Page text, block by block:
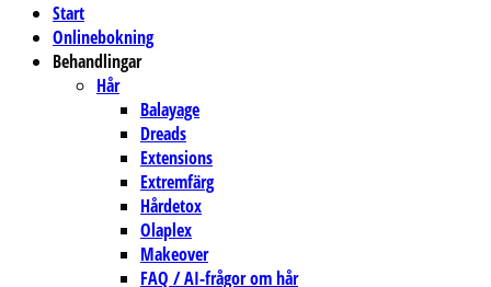
Start
Onlinebokning
Behandlingar
Hår
Balayage
Dreads
Extensions
Extremfärg
Hårdetox
Olaplex
Makeover
FAQ / AI-frågor om hår